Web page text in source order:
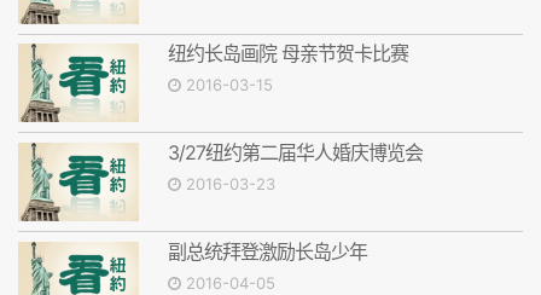
纽约长岛画院 母亲节贺卡比赛
2016-03-15
3/27纽约第二届华人婚庆博览会
2016-03-23
副总统拜登激励长岛少年
2016-04-05